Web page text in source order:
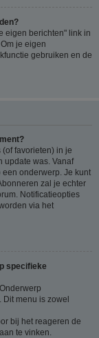
eigen berichten" link in
je eigen
gebruiken en de
favorieten) in je
update was. Vanaf
onderwerp. Je kunt
zal je echter
Notificatieopties
via het
specifieke
Dit menu is zowel
bij het reageren de
te vinken.